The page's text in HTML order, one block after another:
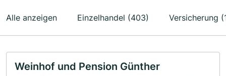
Alle anzeigen Einzelhandel (403) Versicherung
Weinhof und Pension Günther